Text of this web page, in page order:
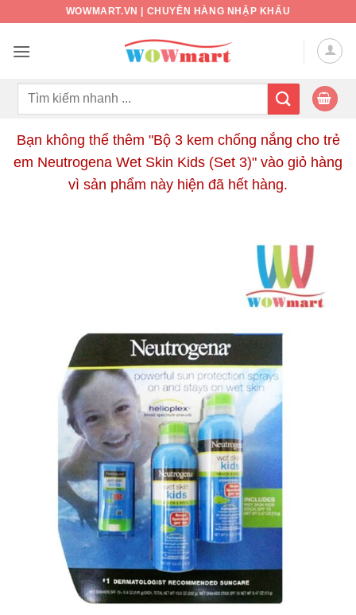
nội
WOWMART.VN | CHUYÊN HÀNG NHẬP KHẨU
Tìm
Bạn không thể thêm "Bộ 3 kem chống nắng cho trẻ
em Neutrogena Wet Skin Kids (Set 3)" vào giỏ hàng
vì sản phẩm này hiện đã hết hàng.